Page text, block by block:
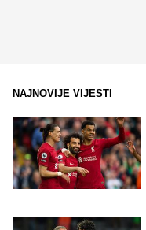
NAJNOVIJE VIJESTI